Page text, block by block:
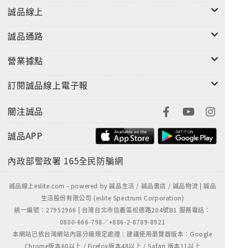
るヒーローの父を尊敬するヒロインと、かたや父の裏
の障壁に……。
誠品線上
誠品通路
營業據點
訂閱誠品線上電子報
關注誠品
誠品APP
內政部警政署 165全民防騙網
誠品線上eslite.com - powered by 誠品生活 / 誠品書店 / 誠品物流 | 誠品
生活股份有限公司 (eslite Spectrum Corporation)
統一編號：27952966 | 台灣台北市信義區松德路204號B1 服務電話：
0800-666-798／+886-2-8789-8921
本網站已依台灣網站內容分級規定處理｜建議使用瀏覽器版本：Google
Chrome版本60以上 / Firefox版本48以上 / Safari 版本11以上